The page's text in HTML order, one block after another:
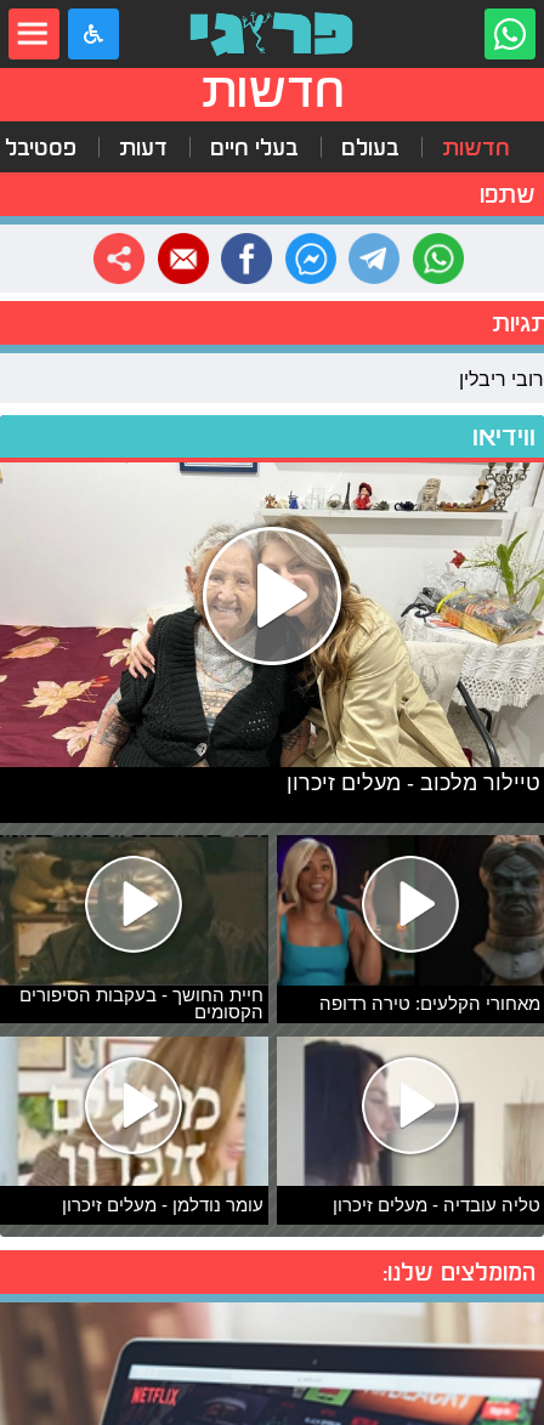
חדשות
חדשות בעולם בעלי חיים דעות פסטיבל
שתפו
רובי ריבלין
ווידיאו
מאחורי הקלעים: טירה רדופה
חיית החושך - בעקבות הסיפורים
הקסומים
טליה עובדיה - מעלים זיכרון עומר נודלמן - מעלים זיכרון
טיילור מלכוב - מעלים זיכרון
המומלצים שלנו: